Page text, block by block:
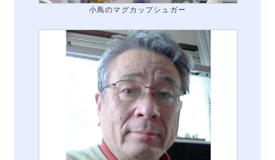
小鳥のマグカップシュガー